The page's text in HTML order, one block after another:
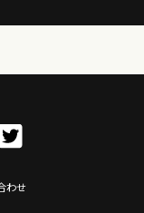
わせ